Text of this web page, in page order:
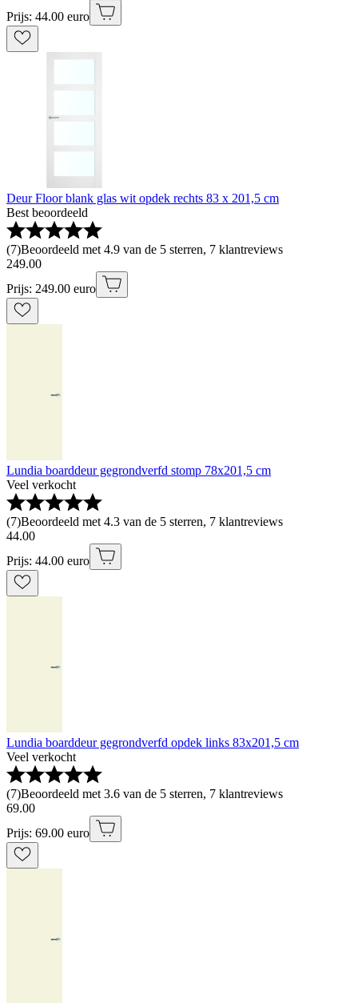
Prijs: 44.00 euro
Deur Floor blank glas wit opdek rechts 83 x 201,5 cm
Best beoordeeld
(7)Beoordeeld met 4.9 van de 5 sterren, 7 klantreviews
249.00
Prijs: 249.00 euro
Lundia boarddeur gegrondverfd stomp 78x201,5 cm
Veel verkocht
(7)Beoordeeld met 4.3 van de 5 sterren, 7 klantreviews
44.00
Prijs: 44.00 euro
Lundia boarddeur gegrondverfd opdek links 83x201,5 cm
Veel verkocht
(7)Beoordeeld met 3.6 van de 5 sterren, 7 klantreviews
69.00
Prijs: 69.00 euro